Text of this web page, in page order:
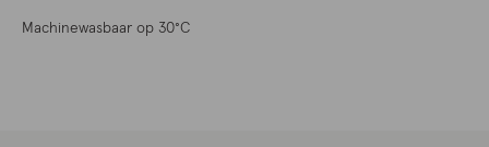
Machinewasbaar op 30°C